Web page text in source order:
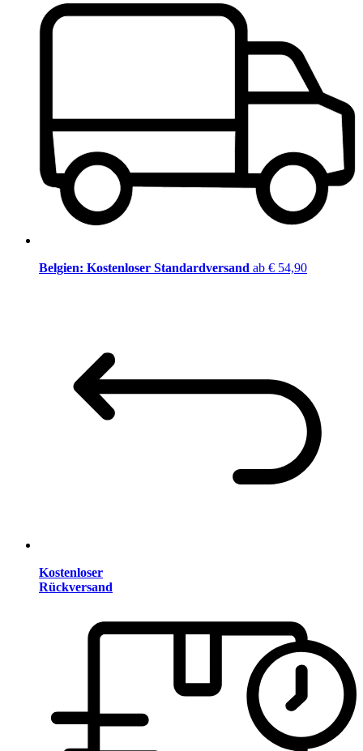
Belgien: Kostenloser Standardversand ab € 54,90
Kostenloser
Rückversand